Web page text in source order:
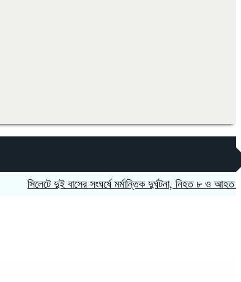
সিলেটে দুই বাসের সংঘর্ষে মর্মান্তিক দুর্ঘটনা, নিহত ৮ ও আহত ২৫